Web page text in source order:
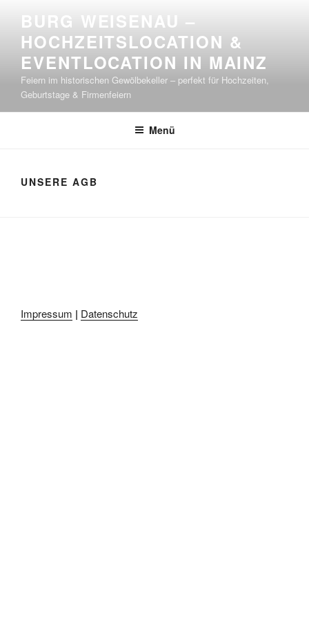
springen
BURG WEISENAU –
HOCHZEITSLOCATION &
EVENTLOCATION IN MAINZ
Feiern im historischen Gewölbekeller – perfekt für Hochzeiten,
Geburtstage & Firmenfeiern
Menü
UNSERE AGB
Impressum | Datenschutz